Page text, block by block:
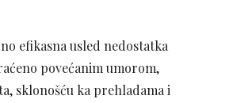
efikasna usled nedostatka
povećanim umorom,
sklonošću ka prehladama i